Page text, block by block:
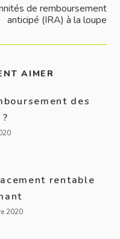
de remboursement
anticipé (IRA) à la loupe
AIMER
des
rentable
2020